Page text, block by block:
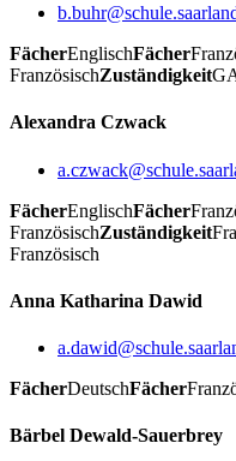
FächerEnglischFächer
FranzösischZuständigkeit
Alexandra Czwack
FächerEnglischFächer
FranzösischZuständigkeit
Französisch
Anna Katharina Dawid
FächerDeutschFächer
Bärbel Dewald-Sauerbrey